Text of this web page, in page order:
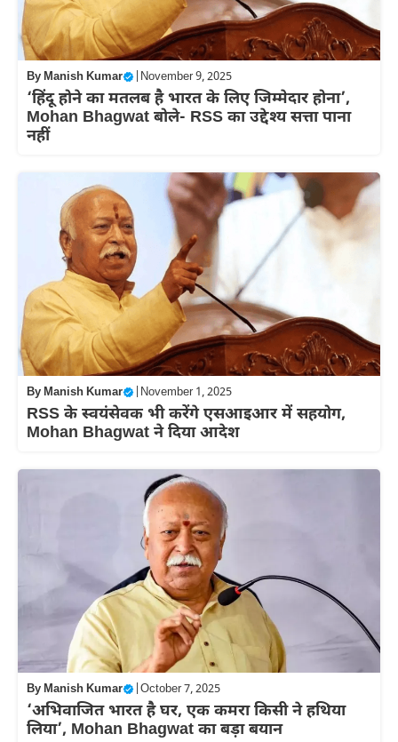
ByManish Kumar November 9, 2025
‘हिंदू होने का मतलब है भारत के लिए जिम्मेदार होना’,
Mohan Bhagwat बोले- RSS का उद्देश्य सत्ता पाना
नहीं
ByManish Kumar November 1, 2025
RSS के स्वयंसेवक भी करेंगे एसआइआर में सहयोग,
Mohan Bhagwat ने दिया आदेश
ByManish Kumar October 7, 2025
‘अभिवाजित भारत है घर, एक कमरा किसी ने हथिया
लिया’, Mohan Bhagwat का बड़ा बयान